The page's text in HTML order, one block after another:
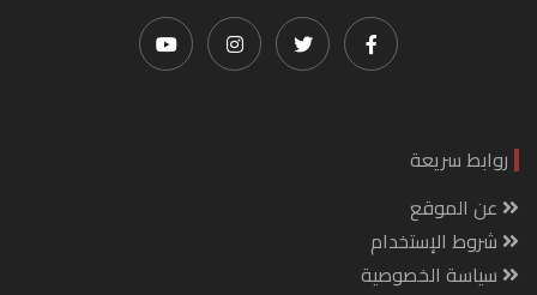
روابط سريعة
عن الموقع
شروط الإستخدام
سياسة الخصوصية